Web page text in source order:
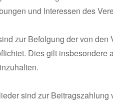
und Interessen des
zur Befolgung der von
Dies gilt insbesondere
sind zur Beitragszahlung